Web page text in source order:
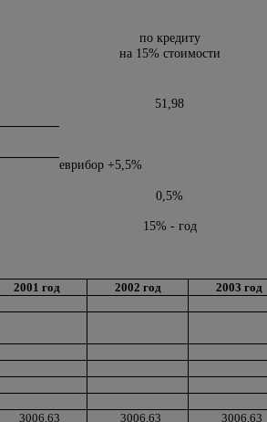
по кредиту
на 15% стоимости
51,98
еврибор +5,5%
0,5%
15% - год
2001 год 2002 год 2003 год
3006.63 3006.63 3006.63